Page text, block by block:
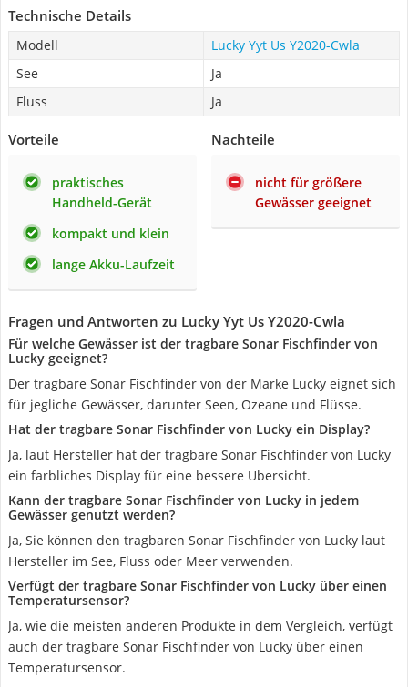
Technische Details
Modell
Lucky Yyt Us Y2020-Cwla
See
Ja
Fluss
Ja
Vorteile
praktisches
Handheld-Gerät
kompakt und klein
lange Akku-Laufzeit
Nachteile
nicht für größere
Gewässer geeignet
Fragen und Antworten zu Lucky Yyt Us Y2020-Cwla
Für welche Gewässer ist der tragbare Sonar Fischfinder von
Lucky geeignet?
Der tragbare Sonar Fischfinder von der Marke Lucky eignet sich
für jegliche Gewässer, darunter Seen, Ozeane und Flüsse.
Hat der tragbare Sonar Fischfinder von Lucky ein Display?
Ja, laut Hersteller hat der tragbare Sonar Fischfinder von Lucky
ein farbliches Display für eine bessere Übersicht.
Kann der tragbare Sonar Fischfinder von Lucky in jedem
Gewässer genutzt werden?
Ja, Sie können den tragbaren Sonar Fischfinder von Lucky laut
Hersteller im See, Fluss oder Meer verwenden.
Verfügt der tragbare Sonar Fischfinder von Lucky über einen
Temperatursensor?
Ja, wie die meisten anderen Produkte in dem Vergleich, verfügt
auch der tragbare Sonar Fischfinder von Lucky über einen
Temperatursensor.